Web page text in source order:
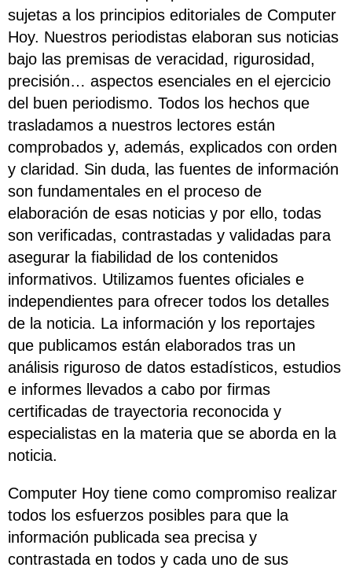
sujetas a los principios editoriales de Computer
Hoy. Nuestros periodistas elaboran sus noticias
bajo las premisas de veracidad, rigurosidad,
precisión… aspectos esenciales en el ejercicio
del buen periodismo. Todos los hechos que
trasladamos a nuestros lectores están
comprobados y, además, explicados con orden
y claridad. Sin duda, las fuentes de información
son fundamentales en el proceso de
elaboración de esas noticias y por ello, todas
son verificadas, contrastadas y validadas para
asegurar la fiabilidad de los contenidos
informativos. Utilizamos fuentes oficiales e
independientes para ofrecer todos los detalles
de la noticia. La información y los reportajes
que publicamos están elaborados tras un
análisis riguroso de datos estadísticos, estudios
e informes llevados a cabo por firmas
certificadas de trayectoria reconocida y
especialistas en la materia que se aborda en la
noticia.
Computer Hoy tiene como compromiso realizar
todos los esfuerzos posibles para que la
información publicada sea precisa y
contrastada en todos y cada uno de sus